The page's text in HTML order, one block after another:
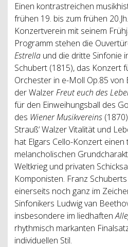
Einen kontrastreichen
frühen 19. bis zum frühen
Konzertverein mit seinem
Programm stehen die
Estrella und die dritte Sinfonie
Schubert (1815), das Konzert
Orchester in e-Moll Op.85 von
der WalzerFreut euch des
für den Einweihungsball des
des Wiener Musikvereins
Strauß‘ Walzer Vitalität und
hat Elgars Cello-Konzert einen
melancholischen
Weltkrieg und privaten
Komponisten. Franz
einerseits noch ganz im
Sinfonikers Ludwig van
insbesondere im liedhaften
rhythmisch markanten
individuellen Stil.